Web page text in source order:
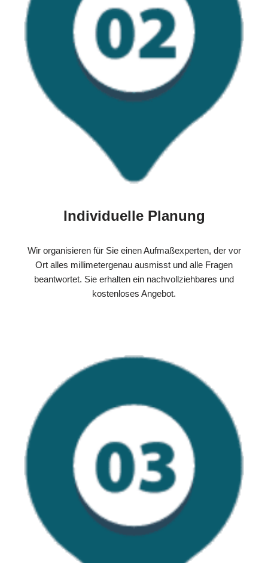
Individuelle Planung
Wir organisieren für Sie einen Aufmaßexperten, der vor
Ort alles millimetergenau ausmisst und alle Fragen
beantwortet. Sie erhalten ein nachvollziehbares und
kostenloses Angebot.